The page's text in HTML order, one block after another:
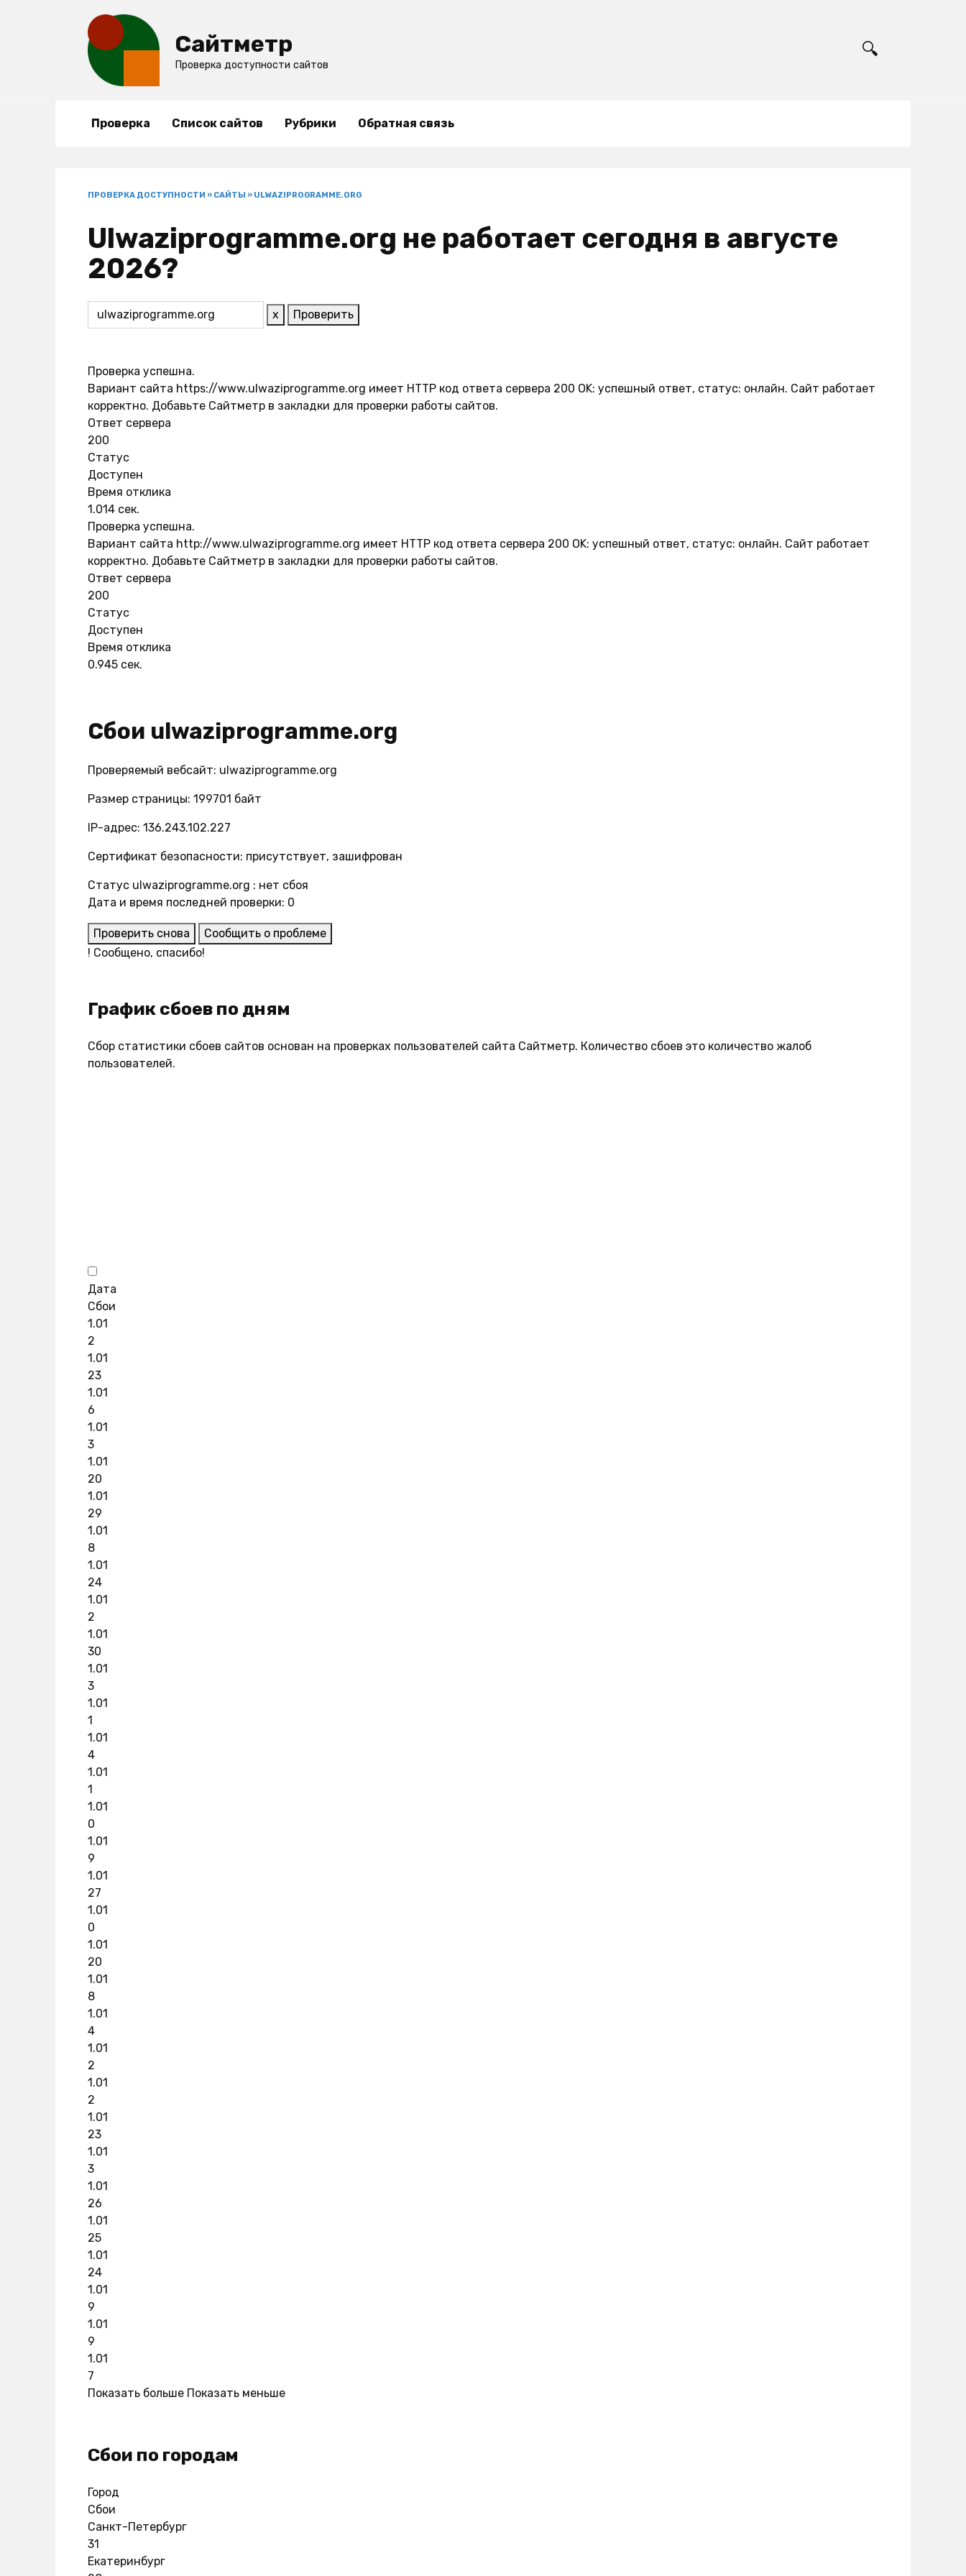
Сайтметр
Проверка доступности сайтов
Проверка Список сайтов Рубрики Обратная связь
ПРОВЕРКА ДОСТУПНОСТИ » САЙТЫ » ULWAZIPROGRAMME.ORG
Ulwaziprogramme.org не работает сегодня в августе
2026?
x Проверить
Проверка успешна.
Вариант сайта https://www.ulwaziprogramme.org имеет HTTP код ответа сервера 200 OK: успешный ответ, статус: онлайн. Сайт работает
корректно. Добавьте Сайтметр в закладки для проверки работы сайтов.
Ответ сервера
200
Статус
Доступен
Время отклика
1.014 сек.
Проверка успешна.
Вариант сайта http://www.ulwaziprogramme.org имеет HTTP код ответа сервера 200 OK: успешный ответ, статус: онлайн. Сайт работает
корректно. Добавьте Сайтметр в закладки для проверки работы сайтов.
Ответ сервера
200
Статус
Доступен
Время отклика
0.945 сек.
Сбои ulwaziprogramme.org
Проверяемый вебсайт: ulwaziprogramme.org
Размер страницы: 199701 байт
IP-адрес: 136.243.102.227
Сертификат безопасности: присутствует, зашифрован
Статус ulwaziprogramme.org : нет сбоя
Дата и время последней проверки: 0
Проверить снова
Сообщить о проблеме
! Сообщено, спасибо!
График сбоев по дням
Сбор статистики сбоев сайтов основан на проверках пользователей сайта Сайтметр. Количество сбоев это количество жалоб
пользователей.
Дата
Сбои
1.01
2
1.01
23
1.01
6
1.01
3
1.01
20
1.01
29
1.01
8
1.01
24
1.01
2
1.01
30
1.01
3
1.01
1
1.01
4
1.01
1
1.01
0
1.01
9
1.01
27
1.01
0
1.01
20
1.01
8
1.01
4
1.01
2
1.01
2
1.01
23
1.01
3
1.01
26
1.01
25
1.01
24
1.01
9
1.01
9
1.01
7
Показать больше Показать меньше
Сбои по городам
Город
Сбои
Санкт-Петербург
31
Екатеринбург